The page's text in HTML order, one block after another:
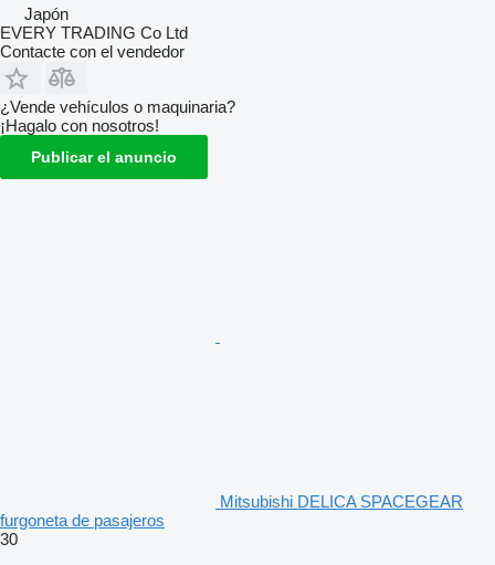
Japón
EVERY TRADING Co Ltd
Contacte con el vendedor
¿Vende vehículos o maquinaria?
¡Hagalo con nosotros!
Publicar el anuncio
Mitsubishi DELICA SPACEGEAR
furgoneta de pasajeros
30